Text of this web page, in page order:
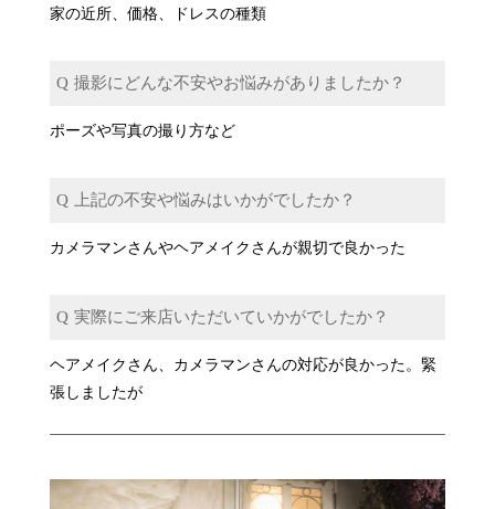
家の近所、価格、ドレスの種類
撮影にどんな不安やお悩みがありましたか？
ポーズや写真の撮り方など
上記の不安や悩みはいかがでしたか？
カメラマンさんやヘアメイクさんが親切で良かった
実際にご来店いただいていかがでしたか？
ヘアメイクさん、カメラマンさんの対応が良かった。緊
張しましたが